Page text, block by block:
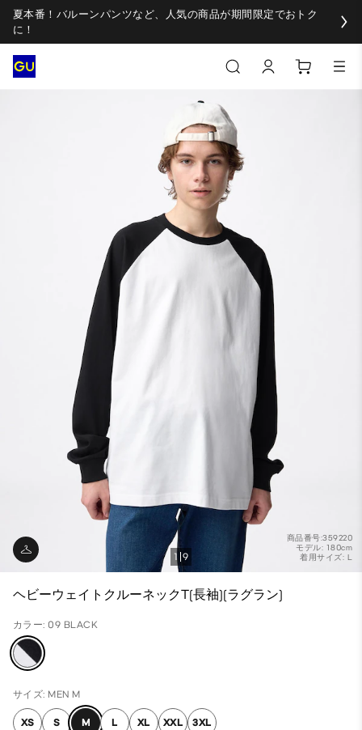
夏本番！バルーンパンツなど、人気の商品が期間限定でおトク
に！
商品番号:359220
モデル: 180cm
着用サイズ: L
1 9
ヘビーウェイトクルーネックT(長袖)(ラグラン)
カラー: 09 BLACK
サイズ: MEN M
XS S M L XL XXL 3XL